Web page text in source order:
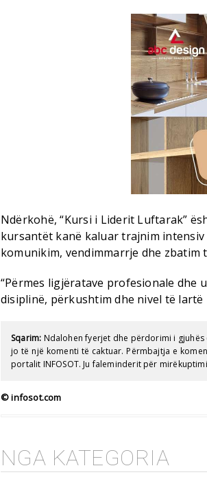
Ndërkohë, “Kursi i Liderit Luftarak”
kursantët kanë kaluar trajnim
komunikim, vendimmarrje dhe
“Përmes ligjëratave profesionale
disiplinë, përkushtim dhe nivel të lartë
Sqarim: Ndalohen fyerjet dhe përdorimi i
jo të një komenti të caktuar. Përmbajtja e
portalit INFOSOT. Ju faleminderit për
© infosot.com
NGA KATEGORIA